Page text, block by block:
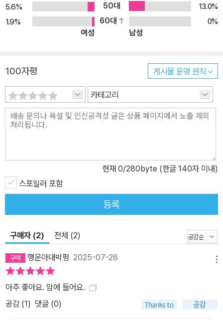
5.6%
50대
13.0%
1.9%
60대
0%
여성
남성
100자평 게시물 운영 원칙
카테고리
현재 0/280byte (한글 140자 이내)
스포일러 포함
등록
구매자 (2) 전체 (2)
행운아대박펑 2025-07-28
아주 좋아요. 맘에 들어요.
공감 (1) 댓글 (0)